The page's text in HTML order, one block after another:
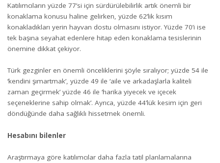
Katılımcıların yüzde 77’si için sürdürülebilirlik artık önemli bir
konaklama konusu haline gelirken, yüzde 62’lik kısım
konakladıkları yerin hayvan dostu olmasını istiyor. Yüzde 70’i ise
tek başına seyahat edenlere hitap eden konaklama tesislerinin
önemine dikkat çekiyor.
Türk gezginler en önemli önceliklerini şöyle sıralıyor; yüzde 54 ile
‘kendini şımartmak’, yüzde 49 ile ‘aile ve arkadaşlarla kaliteli
zaman geçirmek’ yüzde 46 ile ‘harika yiyecek ve içecek
seçeneklerine sahip olmak’. Ayrıca, yüzde 44’lük kesim için geri
döndüğünde daha sağlıklı hissetmek önemli.
Hesabını bilenler
Araştırmaya göre katılımcılar daha fazla tatil planlamalarına